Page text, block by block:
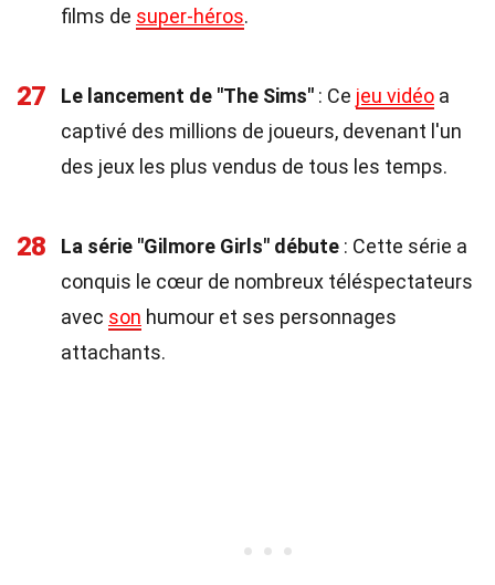
films de super-héros.
27 Le lancement de "The Sims" : Ce jeu vidéo a
captivé des millions de joueurs, devenant l'un
des jeux les plus vendus de tous les temps.
28 La série "Gilmore Girls" débute : Cette série a
conquis le cœur de nombreux téléspectateurs
avec son humour et ses personnages
attachants.